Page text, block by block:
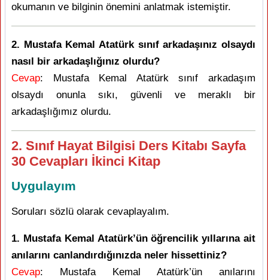
okumanın ve bilginin önemini anlatmak istemiştir.
2. Mustafa Kemal Atatürk sınıf arkadaşınız olsaydı
nasıl bir arkadaşlığınız olurdu?
Cevap: Mustafa Kemal Atatürk sınıf arkadaşım
olsaydı onunla sıkı, güvenli ve meraklı bir
arkadaşlığımız olurdu.
2. Sınıf Hayat Bilgisi Ders Kitabı Sayfa
30 Cevapları İkinci Kitap
Uygulayım
Soruları sözlü olarak cevaplayalım.
1. Mustafa Kemal Atatürk’ün öğrencilik yıllarına ait
anılarını canlandırdığınızda neler hissettiniz?
Cevap: Mustafa Kemal Atatürk’ün anılarını